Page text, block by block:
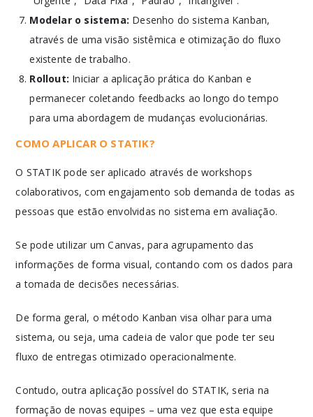
Modelar o sistema: Desenho do sistema Kanban,
através de uma visão sistêmica e otimização do fluxo
existente de trabalho.
Rollout: Iniciar a aplicação prática do Kanban e
permanecer coletando feedbacks ao longo do tempo
para uma abordagem de mudanças evolucionárias.
COMO APLICAR O STATIK?
O STATIK pode ser aplicado através de workshops
colaborativos, com engajamento sob demanda de todas as
pessoas que estão envolvidas no sistema em avaliação.
Se pode utilizar um Canvas, para agrupamento das
informações de forma visual, contando com os dados para
a tomada de decisões necessárias.
De forma geral, o método Kanban visa olhar para uma
sistema, ou seja, uma cadeia de valor que pode ter seu
fluxo de entregas otimizado operacionalmente.
Contudo, outra aplicação possível do STATIK, seria na
formação de novas equipes – uma vez que esta equipe